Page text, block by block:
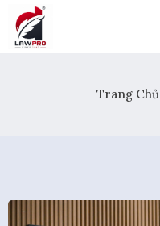
Trang Chủ